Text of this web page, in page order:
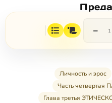
−
Личность и эрос
Часть
Глава третья